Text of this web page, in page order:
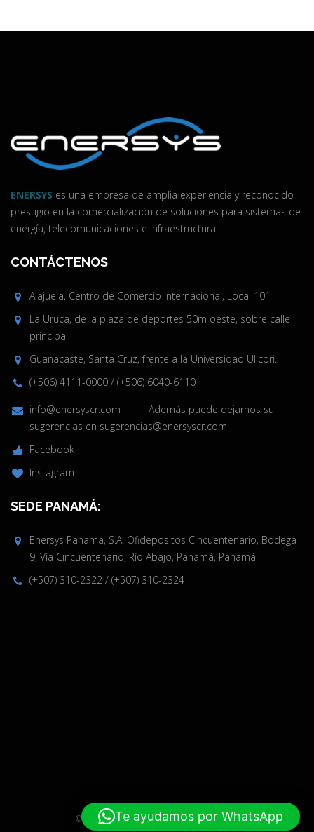
ENERSYS es una empresa de amplia experiencia y reconocido
prestigio en la comercialización de soluciones para sistemas de
energía, telecomunicaciones e infraestructura.
CONTÁCTENOS
Alajuela, Centro de Comercio Internacional, Local 101
La Uruca, de la plaza de deportes 50m oeste, sobre calle
principal
Guanacaste, Santa Cruz, frente a la Universidad Ulicori.
(+506) 4111-0000 / (+506) 6040-6110
info@enersyscr.com
Además puede dejarnos su
sugerencias en sugerencias@enersyscr.com
Facebook
Instagram
SEDE PANAMÁ:
Enersys Panamá, S.A. Ofidepositos Cincuentenario, Bodega
9, Vía Cincuentenario, Río Abajo, Panamá, Panamá
(+507) 310-2322 / (+507) 310-2324
© 2019-2024 Enersys. Hecho por ELPW
Te ayudamos por WhatsApp